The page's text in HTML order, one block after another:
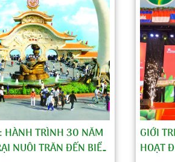
HÀNH TRÌNH 30 NĂM
NUÔI TRĂN ĐẾN BIỂU
GIỚI
HOẠT